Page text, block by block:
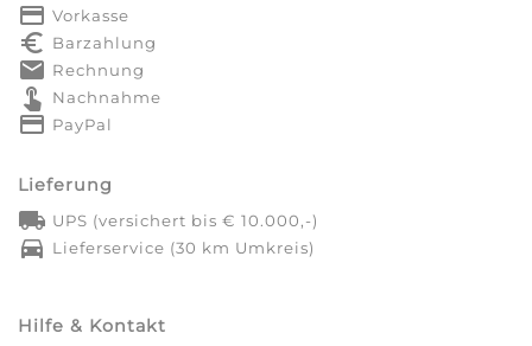
payment Vorkasse
euro_symbol Barzahlung
markunread Rechnung
touch_app Nachnahme
credit_card PayPal
Lieferung
local_shipping UPS (versichert bis € 10.000,-)
directions_car Lieferservice (30 km Umkreis)
Hilfe & Kontakt